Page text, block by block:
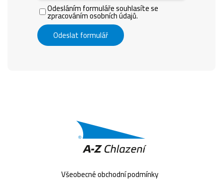
Odesláním formuláře souhlasíte se
zpracováním osobních údajů.
Odeslat formulář
Všeobecné obchodní podmínky